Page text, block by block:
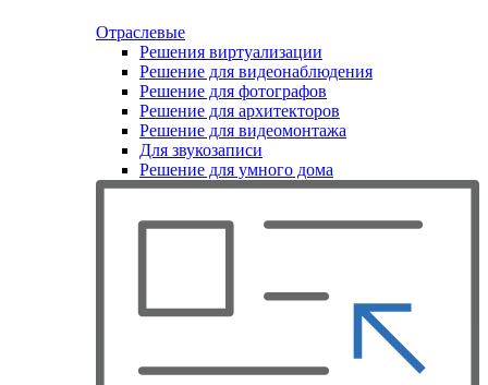
Отраслевые
Решения виртуализации
Решение для видеонаблюдения
Решение для фотографов
Решение для архитекторов
Решение для видеомонтажа
Для звукозаписи
Решение для умного дома